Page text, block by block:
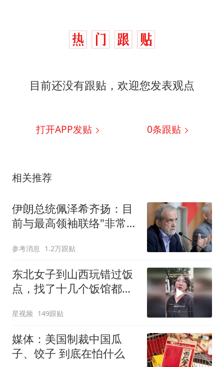
目前还没有跟贴，欢迎您发表观点
打开APP发贴 0条跟贴
相关推荐
伊朗总统佩泽希齐扬：目
前与最高领袖联络"非常困
参考消息 1.2万跟贴
东北女子到山西玩错过饭
点，找了十几个饭馆都没
星视频 149跟贴
媒体：美国制裁中国瓜
子、饺子 到底在怕什么